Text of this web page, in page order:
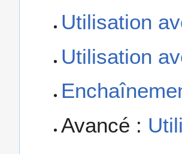
Utilisation
Utilisation
Avancé :